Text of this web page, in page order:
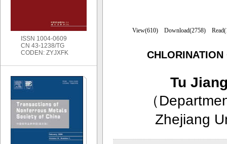
Tu
（
Zhejiang
ISSN 1004-0609
CN 43-1238/TG
CODEN: ZYJXFK